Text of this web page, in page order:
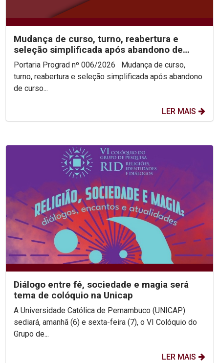
Mudança de curso, turno, reabertura e
seleção simplificada após abandono de
curso 2026.2
Portaria Prograd nº 006/2026 Mudança de curso,
turno, reabertura e seleção simplificada após abandono
de curso...
LER MAIS
Diálogo entre fé, sociedade e magia será
tema de colóquio na Unicap
A Universidade Católica de Pernambuco (UNICAP)
sediará, amanhã (6) e sexta-feira (7), o VI Colóquio do
Grupo de...
LER MAIS